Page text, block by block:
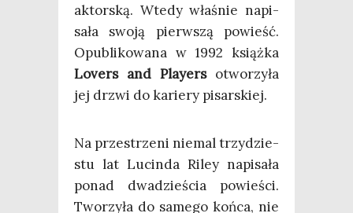
aktor­ską. Wte­dy wła­śnie napi­
sa­ła swo­ją pierw­szą powieść.
Opu­bli­ko­wa­na w 1992 książ­ka
Lovers and Play­ersotwo­rzy­ła
jej drzwi do karie­ry pisarskiej.
Na prze­strze­ni nie­mal trzy­dzie­
stu lat Lucin­da Riley napi­sa­ła
ponad dwa­dzie­ścia powie­ści.
Two­rzy­ła do same­go koń­ca, nie